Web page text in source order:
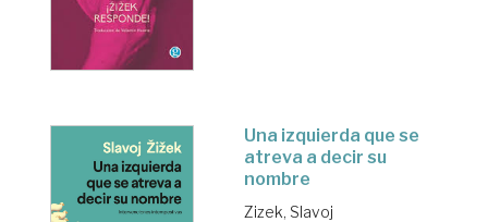
Una izquierda que se
atreva a decir su
nombre
Zizek, Slavoj